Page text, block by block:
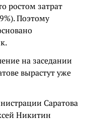
ростом затрат
Поэтому
на заседании
вырастут уже
Саратова
Никитин